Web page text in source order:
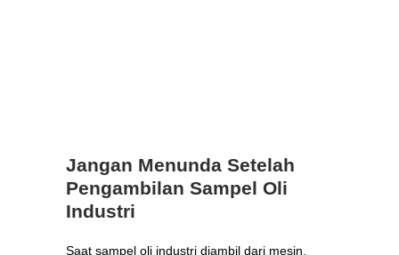
Jangan Menunda Setelah
Pengambilan Sampel Oli
Industri
Saat sampel oli industri diambil dari mesin,